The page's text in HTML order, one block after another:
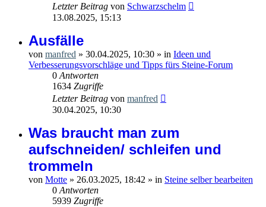
Letzter Beitrag von Schwarzschelm
13.08.2025, 15:13
Ausfälle
von manfred » 30.04.2025, 10:30 » in Ideen und
Verbesserungsvorschläge und Tipps fürs Steine-Forum
0 Antworten
1634 Zugriffe
Letzter Beitrag von manfred
30.04.2025, 10:30
Was braucht man zum
aufschneiden/ schleifen und
trommeln
von Motte » 26.03.2025, 18:42 » in Steine selber bearbeiten
0 Antworten
5939 Zugriffe